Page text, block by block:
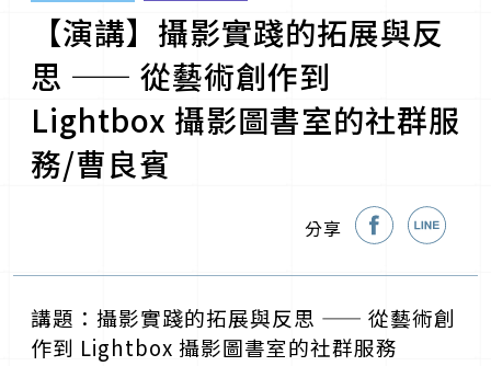
【演講】攝影實踐的拓展與反
思 —— 從藝術創作到
Lightbox 攝影圖書室的社群服
務/曹良賓
分享
講題：攝影實踐的拓展與反思 —— 從藝術創
作到 Lightbox 攝影圖書室的社群服務